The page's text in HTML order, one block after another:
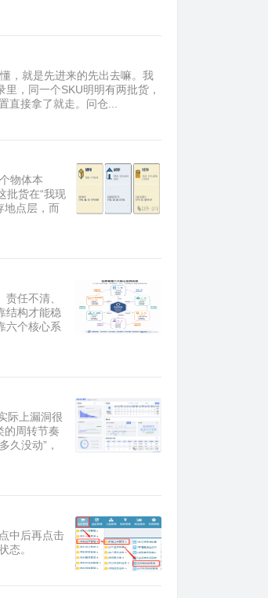
，就是先进来的先出去嘛。我
，同一个SKU明明有两批货，
直接拿了就走。问仓...
物体本
批货在“我现
地点层，而
任不清、
结构才能稳
六个核心系
际上漏洞很
的周转节奏
久没动”，
中后再点击
态。